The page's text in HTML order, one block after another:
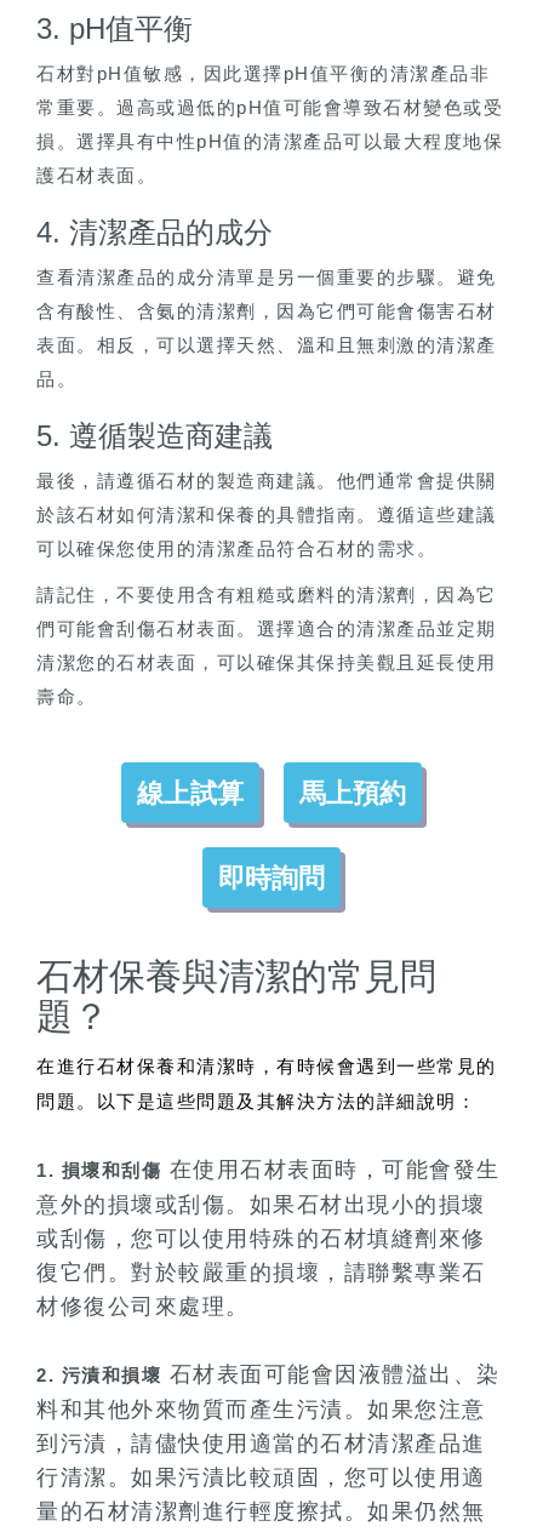
3. pH值平衡
石材對pH值敏感，因此選擇pH值平衡的清潔產品非
常重要。過高或過低的pH值可能會導致石材變色或受
損。選擇具有中性pH值的清潔產品可以最大程度地保
護石材表面。
4. 清潔產品的成分
查看清潔產品的成分清單是另一個重要的步驟。避免
含有酸性、含氨的清潔劑，因為它們可能會傷害石材
表面。相反，可以選擇天然、溫和且無刺激的清潔產
品。
5. 遵循製造商建議
最後，請遵循石材的製造商建議。他們通常會提供關
於該石材如何清潔和保養的具體指南。遵循這些建議
可以確保您使用的清潔產品符合石材的需求。
請記住，不要使用含有粗糙或磨料的清潔劑，因為它
們可能會刮傷石材表面。選擇適合的清潔產品並定期
清潔您的石材表面，可以確保其保持美觀且延長使用
壽命。
線上試算 馬上預約
即時詢問
石材保養與清潔的常見問
題？
在進行石材保養和清潔時，有時候會遇到一些常見的
問題。以下是這些問題及其解決方法的詳細說明：
1. 損壞和刮傷 在使用石材表面時，可能會發生
意外的損壞或刮傷。如果石材出現小的損壞
或刮傷，您可以使用特殊的石材填縫劑來修
復它們。對於較嚴重的損壞，請聯繫專業石
材修復公司來處理。
2. 污漬和損壞 石材表面可能會因液體溢出、染
料和其他外來物質而產生污漬。如果您注意
到污漬，請儘快使用適當的石材清潔產品進
行清潔。如果污漬比較頑固，您可以使用適
量的石材清潔劑進行輕度擦拭。如果仍然無